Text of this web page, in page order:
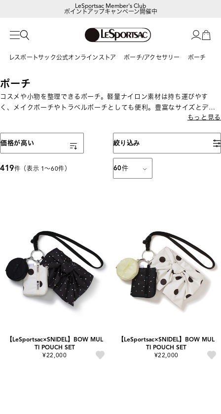
【DORAEMON SHOP IN SHOP】
ポイントアップキャンペーン開催中
レスポートサック公式オンラインストア ポーチ/アクセサリー ポーチ
ポーチ
コスメや小物を整理できるポーチ。軽量ナイロン素材は持ち運びやす
く、メイクポーチやトラベルポーチとしても便利。豊富なサイズとデザ
もっと見る
絞り込み
419件（表示 1〜60件） 60件
表示順
価格が高い
【LeSportsac×SNIDEL】BOW MUL
TI POUCH SET
¥22,000
【LeSportsac×SNIDEL】BOW MUL
TI POUCH SET
¥22,000